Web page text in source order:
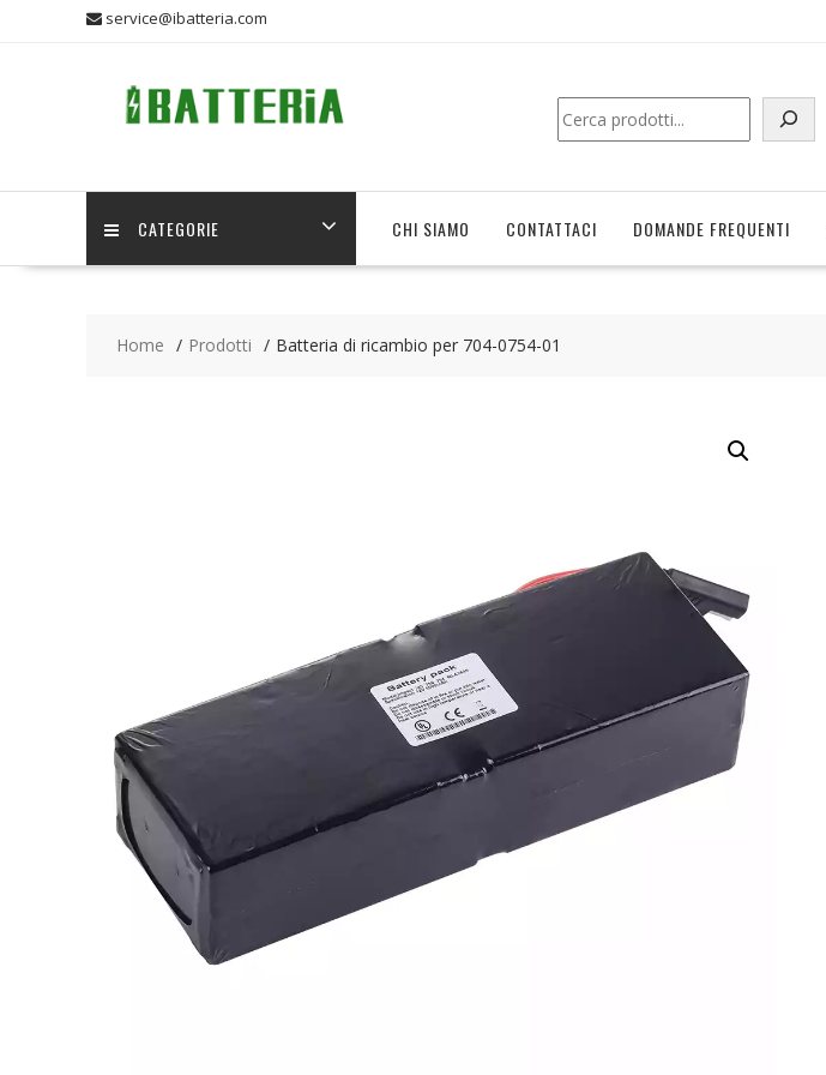
service@ibatteria.com
Cerca
CATEGORIE CHI SIAMO CONTATTACI DOMANDE FREQUENTI
Home Prodotti Batteria di ricambio per 704-0754-01